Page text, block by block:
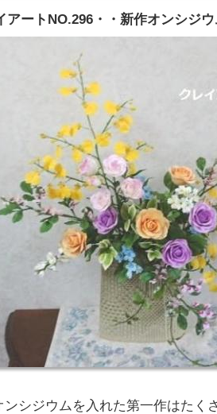
アートNO.296・・新作オンシジ
ンシジウムを入れた第一作はたく